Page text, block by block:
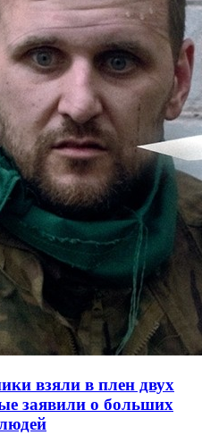
взяли в плен двух
заявили о больших